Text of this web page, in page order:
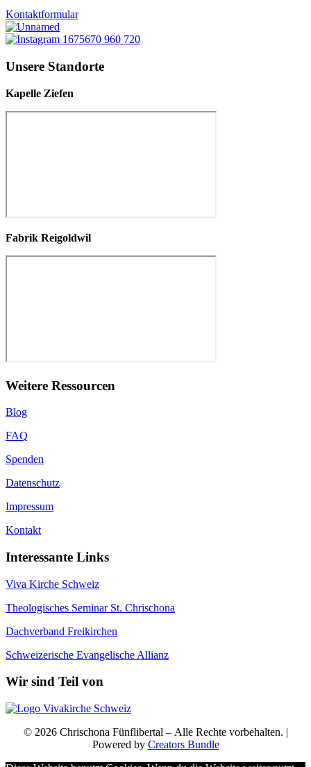
Kontaktformular
Unsere Standorte
Kapelle Ziefen
Fabrik Reigoldwil
Weitere Ressourcen
Blog
FAQ
Spenden
Datenschutz
Impressum
Kontakt
Interessante Links
Viva Kirche Schweiz
Theologisches Seminar St. Chrischona
Dachverband Freikirchen
Schweizerische Evangelische Allianz
Wir sind Teil von
© 2026 Chrischona Fünflibertal – Alle Rechte vorbehalten. |
Powered by Creators Bundle